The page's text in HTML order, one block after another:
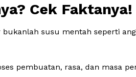
Cek Faktanya!
susu mentah seperti
pembuatan, rasa, dan masa